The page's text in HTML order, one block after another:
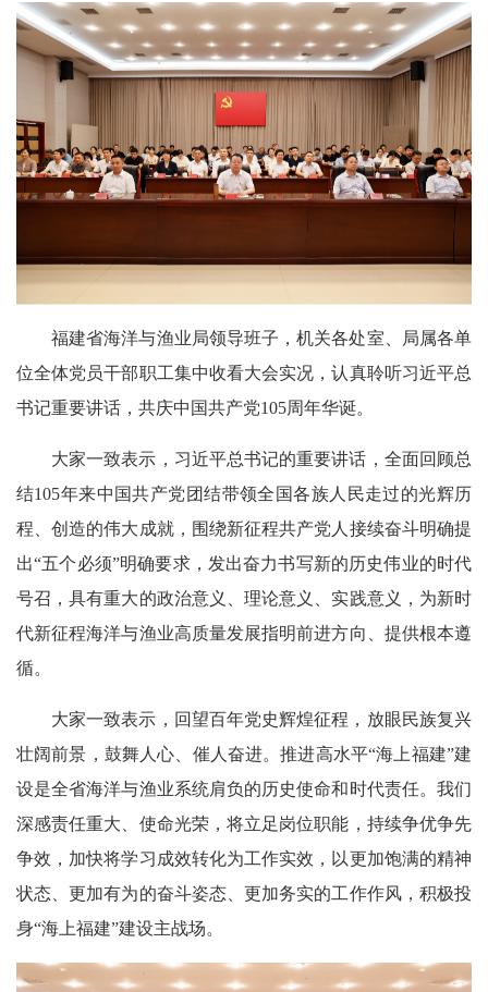
福建省海洋与渔业局领导班子，机关各处室、局属各单
位全体党员干部职工集中收看大会实况，认真聆听习近平总
书记重要讲话，共庆中国共产党105周年华诞。
大家一致表示，习近平总书记的重要讲话，全面回顾总
结105年来中国共产党团结带领全国各族人民走过的光辉历
程、创造的伟大成就，围绕新征程共产党人接续奋斗明确提
出“五个必须”明确要求，发出奋力书写新的历史伟业的时代
号召，具有重大的政治意义、理论意义、实践意义，为新时
代新征程海洋与渔业高质量发展指明前进方向、提供根本遵
循。
大家一致表示，回望百年党史辉煌征程，放眼民族复兴
壮阔前景，鼓舞人心、催人奋进。推进高水平“海上福建”建
设是全省海洋与渔业系统肩负的历史使命和时代责任。我们
深感责任重大、使命光荣，将立足岗位职能，持续争优争先
争效，加快将学习成效转化为工作实效，以更加饱满的精神
状态、更加有为的奋斗姿态、更加务实的工作作风，积极投
身“海上福建”建设主战场。